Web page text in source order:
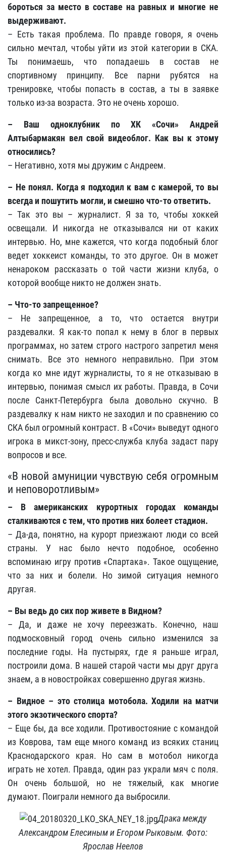
бороться за место в составе на равных и многие не
выдерживают.
– Есть такая проблема. По правде говоря, я очень
сильно мечтал, чтобы уйти из этой категории в СКА.
Ты понимаешь, что попадаешь в состав не
спортивному принципу. Все парни рубятся на
тренировке, чтобы попасть в состав, а ты в заявке
только из-за возраста. Это не очень хорошо.
– Ваш одноклубник по ХК «Сочи» Андрей
Алтыбармакян вел свой видеоблог. Как вы к этому
относились?
– Негативно, хотя мы дружим с Андреем.
– Не понял. Когда я подходил к вам с камерой, то вы
всегда и пошутить могли, и смешно что-то ответить.
– Так это вы – журналист. Я за то, чтобы хоккей
освещали. И никогда не отказывался ни от каких
интервью. Но, мне кажется, что когда подобный блог
ведет хоккеист команды, то это другое. Он в может
ненароком рассказать о той части жизни клуба, о
которой вообще никто не должен знать.
– Что-то запрещенное?
– Не запрещенное, а то, что остается внутри
раздевалки. Я как-то попал к нему в блог в первых
программах, но затем строго настрого запретил меня
снимать. Все это немного неправильно. При этом
когда ко мне идут журналисты, то я не отказываю в
интервью, понимая смысл их работы. Правда, в Сочи
после Санкт-Петербурга была довольно скучно. В
раздевалку к нам никто не заходил и по сравнению со
СКА был огромный контраст. В «Сочи» выведут одного
игрока в микст-зону, пресс-служба клуба задаст пару
вопросов и все.
«В новой амуниции чувствую себя огромным
и неповоротливым»
– В американских курортных городах команды
сталкиваются с тем, что против них болеет стадион.
– Да-да, понятно, на курорт приезжают люди со всей
страны. У нас было нечто подобное, особенно
вспоминаю игру против «Спартака». Такое ощущение,
что за них и болели. Но зимой ситуация немного
другая.
– Вы ведь до сих пор живете в Видном?
– Да, и даже не хочу переезжать. Конечно, наш
подмосковный город очень сильно изменился за
последние годы. На пустырях, где я раньше играл,
построили дома. В нашей старой части мы друг друга
знаем, а в новостройках совершенно другая жизнь.
– Видное – это столица мотобола. Ходили на матчи
этого экзотического спорта?
– Еще бы, да все ходили. Противостояние с командой
из Коврова, там еще много команд из всяких станиц
Краснодарского края. Но сам в мотобол никогда
играть не хотел. Правда, один раз украли мяч с поля.
Он очень большой, но не тяжелый, как многие
думают. Поиграли немного да выбросили.
Драка между
Александром Елесиным и Егором Рыковым. Фото:
Ярослав Неелов